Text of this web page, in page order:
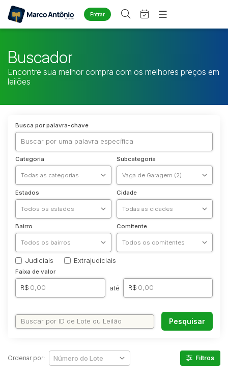
Entrar
Criar conta Entrar
Site
Agenda
Quem Somos
Busca por categoria
Diversos
Arma/Segurança
Combustível
Imóveis
Apartamento
Casa
Comercial
Hotel
Imovel
Lote
Lote/Trreno
Pousada
Rural
Home
Quem Somos
Buscador
Encontre sua melhor compra com os melhores preços em
leilões
Busca por palavra-chave
Categoria Subcategoria
Estados Cidade
Bairro Comitente
Judiciais Extrajudiciais
Faixa de valor
R$ até R$
Pesquisar
Ordenar por: Filtros